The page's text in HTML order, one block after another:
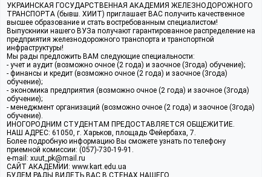
УКРАИНСКАЯ ГОСУДАРСТВЕННАЯ АКАДЕМИЯ ЖЕЛЕЗНОДОРОЖНОГО
ТРАНСПОРТА (бывш. ХИИТ) приглашает ВАС получить качественное
высшее образование и стать востребованным специалистом!
Выпускники нашего ВУЗа получают гарантированное распределение на
предприятия железнодорожного транспорта и транспортной
инфраструктуры!
Мы рады предложить ВАМ следующие специальности:
- учет и аудит (возможно очное (2 года) и заочное (3года) обучение);
- финансы и кредит (возможно очное (2 года) и заочное (3года)
обучение);
- экономика предприятия (возможно очное (2 года) и заочное (3года)
обучение);
- менеджмент организаций (возможно очное (2 года) и заочное (3года)
обучение).
ИНОГОРОДНИМ СТУДЕНТАМ ПРЕДОСТАВЛЯЕТСЯ ОБЩЕЖИТИЕ.
НАШ АДРЕС: 61050, г. Харьков, площадь Фейербаха, 7.
Более подробную информацию Вы сможете узнать по телефону
приемной комиссии: (057)-730-19-91.
e-mail: xuut_pk@mail.ru
САЙТ АКАДЕМИИ: www.kart.edu.ua
БУДЕМ РАДЫ ВИДЕТЬ ВАС В СТЕНАХ НАШЕГО